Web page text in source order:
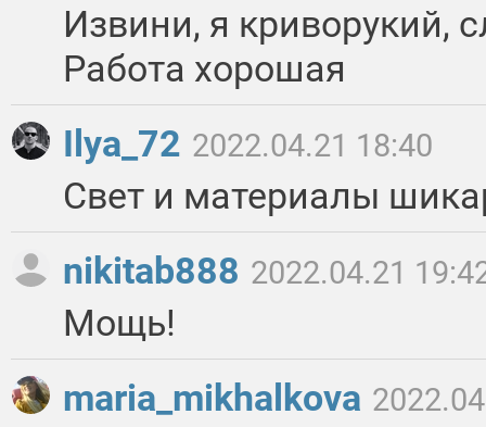
Извини, я криворукий,
Работа хорошая
Ilya_72 2022.04.21 18:40
Свет и материалы
nikitab888 2022.04.21
Мощь!
maria_mikhalkova